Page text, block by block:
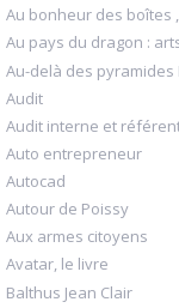
Au bonheur des boîtes
Au pays du dragon :
Au-delà des
Audit
Audit interne et
Auto entrepreneur
Autocad
Autour de Poissy
Aux armes citoyens
Avatar, le livre
Balthus Jean Clair